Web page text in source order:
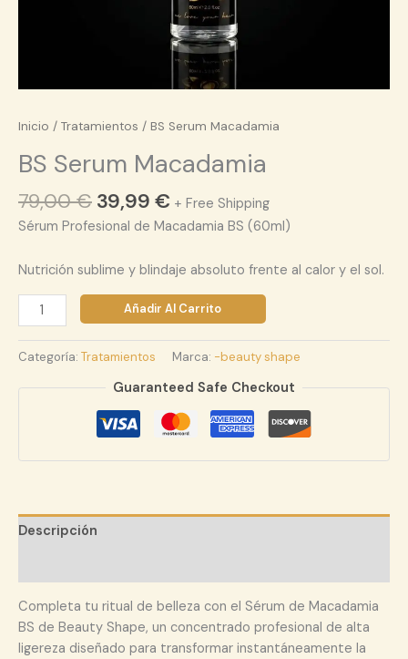
Inicio / Tratamientos / BS Serum Macadamia
BS Serum Macadamia
79,00€ 39,99 € + Free Shipping
️Sérum Profesional de Macadamia BS️ (60ml)
Nutrición sublime y blindaje absoluto frente al calor y el sol.
Añadir Al Carrito
Categoría: Tratamientos Marca: -beauty shape
Guaranteed Safe Checkout
Descripción
Completa tu ritual de belleza con el Sérum de Macadamia
BS de Beauty Shape, un concentrado profesional de alta
ligereza diseñado para transformar instantáneamente la